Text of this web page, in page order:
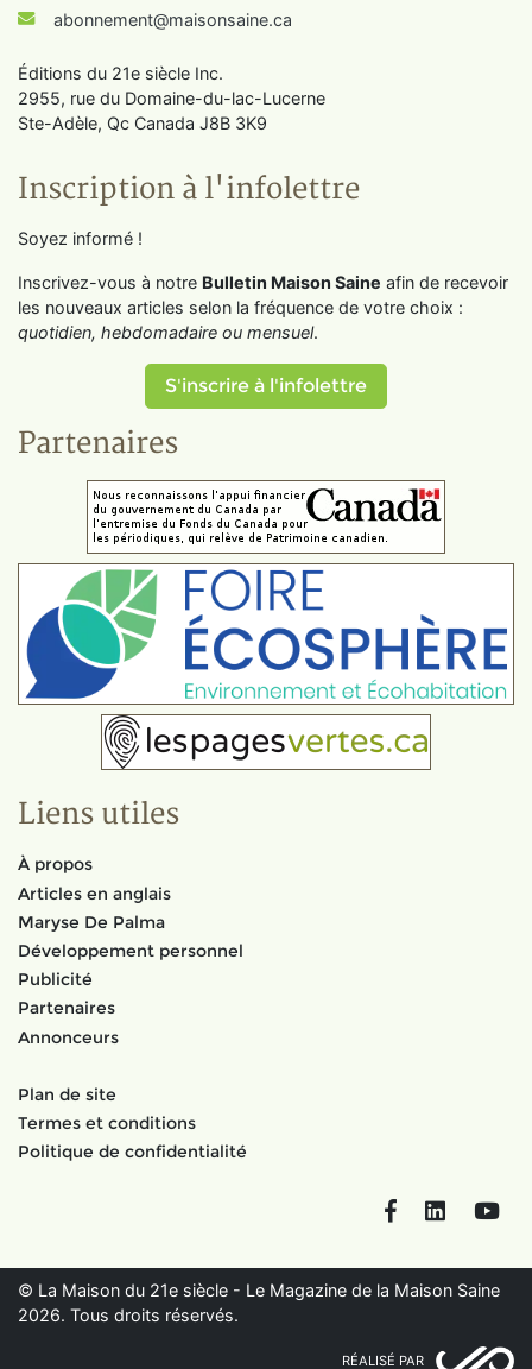
abonnement@maisonsaine.ca
Éditions du 21e siècle Inc.
2955, rue du Domaine-du-lac-Lucerne
Ste-Adèle, Qc Canada J8B 3K9
Inscription à l'infolettre
Soyez informé !
Inscrivez-vous à notre Bulletin Maison Saine afin de recevoir
les nouveaux articles selon la fréquence de votre choix :
quotidien, hebdomadaire ou mensuel.
S'inscrire à l'infolettre
Partenaires
Liens utiles
À propos
Articles en anglais
Maryse De Palma
Développement personnel
Publicité
Partenaires
Annonceurs
Plan de site
Termes et conditions
Politique de confidentialité
FacebookLinkedIn
© La Maison du 21e siècle - Le Magazine de la Maison Saine
2026. Tous droits réservés.
RÉALISÉ PAR